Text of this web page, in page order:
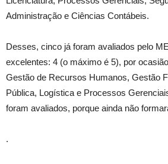
Administração e Ciências Contábeis.
Desses, cinco já foram avaliados pelo
excelentes: 4 (o máximo é 5), por
Gestão de Recursos Humanos, Gestão
Pública, Logística e Processos
foram avaliados, porque ainda não
.